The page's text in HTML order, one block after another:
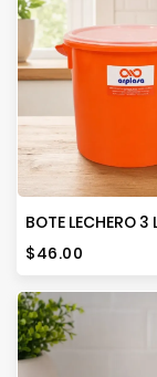
Precio
$46.00